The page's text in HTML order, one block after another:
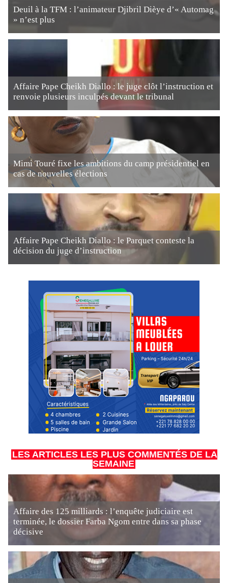
Deuil à la TFM : l’animateur Djibril Dièye d’« Automag
» n’est plus
Affaire Pape Cheikh Diallo : le juge clôt l’instruction et
renvoie plusieurs inculpés devant le tribunal
Mimi Touré fixe les ambitions du camp présidentiel en
cas de nouvelles élections
Affaire Pape Cheikh Diallo : le Parquet conteste la
décision du juge d’instruction
LES ARTICLES LES PLUS COMMENTÉS DE LA
SEMAINE
Affaire des 125 milliards : l’enquête judiciaire est
terminée, le dossier Farba Ngom entre dans sa phase
décisive